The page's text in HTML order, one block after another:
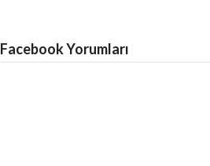
Facebook Yorumları